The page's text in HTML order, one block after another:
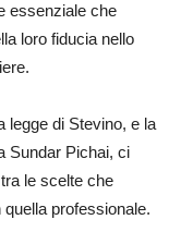
essenziale che
loro fiducia nello
legge di Stevino, e la
Sundar Pichai, ci
le scelte che
professionale.